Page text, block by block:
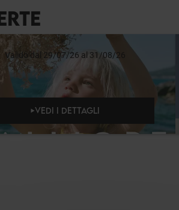
Valido dal 29/07/26 al 31/08/26
VEDI I DETTAGLI